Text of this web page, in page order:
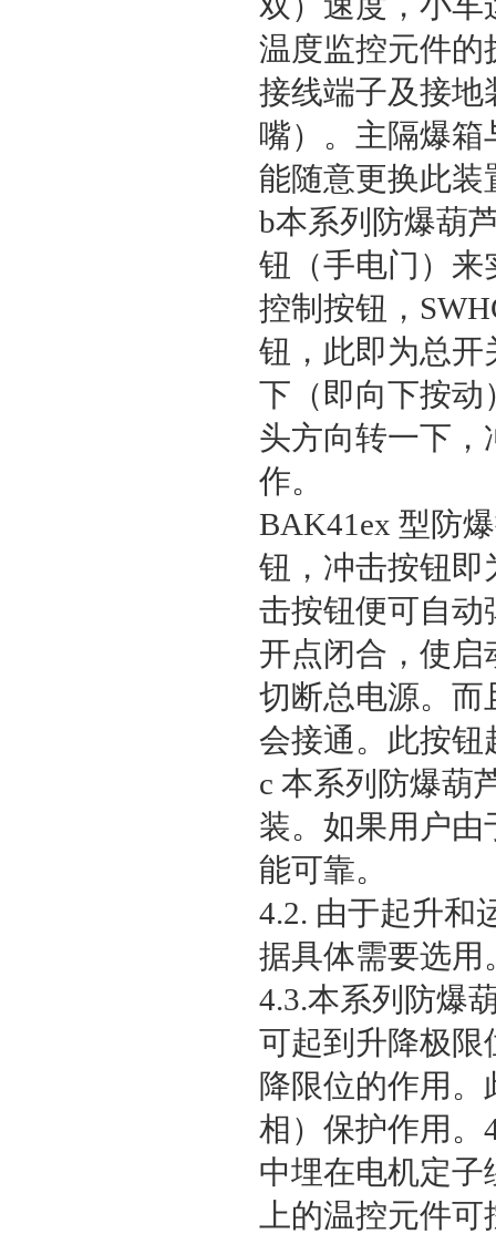
温度监控元件的
接线端子及接地
嘴）。主隔爆
能随意更换此装
b本系列防爆葫
钮（手电门）来
控制按钮，
钮，此即为总开
下（即向下按动
头方向转一下
作。
BAK41ex 型防
钮，冲击按钮即
击按钮便可自动
开点闭合，使
切断总电源。而
会接通。此按钮
c 本系列防爆葫
装。如果用户
能可靠。
4.2. 由于起升和
据具体需要选用
4.3.本系列防爆
可起到升降极限
降限位的作用
相）保护作用。
中埋在电机定
上的温控元件